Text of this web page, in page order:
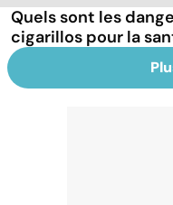
Quels sont les
cigarillos pour la